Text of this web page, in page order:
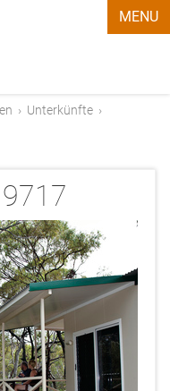
MENU
› Unterkünfte ›
9717